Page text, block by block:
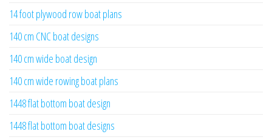
14 foot plywood row boat plans
140 cm CNC boat designs
140 cm wide boat design
140 cm wide rowing boat plans
1448 flat bottom boat design
1448 flat bottom boat designs